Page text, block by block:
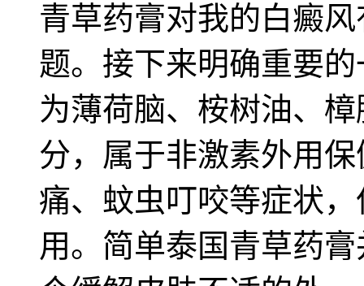
青草药膏对我的白癜
题。接下来明确重要
为薄荷脑、桉树油、
分，属于非激素外用
痛、蚊虫叮咬等症状
用。简单泰国青草药